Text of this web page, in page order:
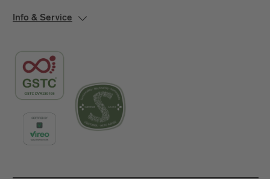
Info & Service